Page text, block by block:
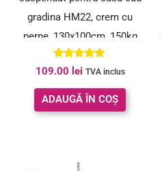
gradina HM22, crem cu
perne, 130x100cm, 150kg
Evaluat la
5.00
din 5
109.00 lei TVA inclus
ADAUGĂ ÎN COȘ